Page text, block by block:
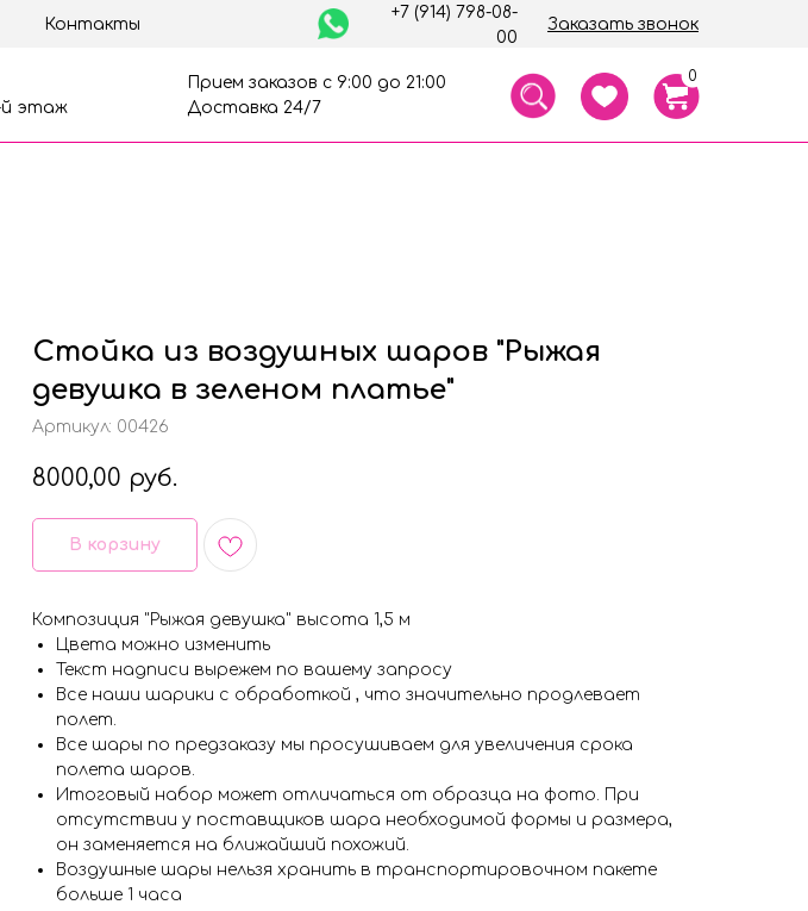
Заказать звонок
+7 (914) 798-08-
00
Контакты
Прием заказов с 9:00 до 21:00
Доставка 24/7
й этаж
0
Стойка из воздушных шаров "Рыжая
девушка в зеленом платье"
Артикул: 00426
8000,00 руб.
В корзину
Композиция "Рыжая девушка" высота 1,5 м
Цвета можно изменить
Текст надписи вырежем по вашему запросу
Все наши шарики с обработкой , что значительно продлевает
полет.
Все шары по предзаказу мы просушиваем для увеличения срока
полета шаров.
Итоговый набор может отличаться от образца на фото. При
отсутствии у поставщиков шара необходимой формы и размера,
он заменяется на ближайший похожий.
Воздушные шары нельзя хранить в транспортировочном пакете
больше 1 часа